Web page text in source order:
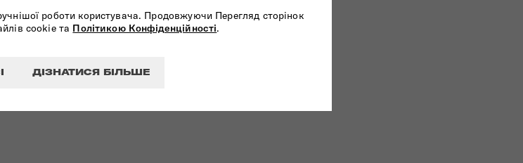
роботи користувача. Продовжуючи Перегляд сторінок
cookie та Політикою Конфіденційності.
ДІЗНАТИСЯ БІЛЬШЕ